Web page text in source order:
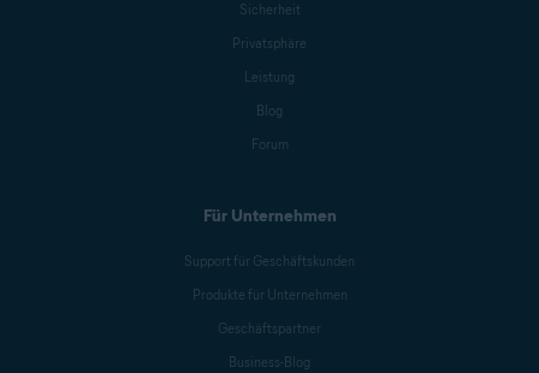
Sicherheit
Privatsphäre
Leistung
Blog
Forum
Für Unternehmen
Support für Geschäftskunden
Produkte für Unternehmen
Geschäftspartner
Business-Blog